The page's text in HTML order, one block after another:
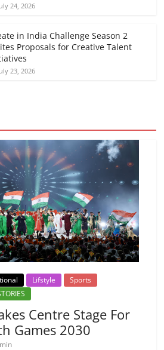
24, 2026
in India Challenge Season 2
Proposals for Creative Talent
23, 2026
Lifstyle
Sports
Centre Stage For
Games 2030